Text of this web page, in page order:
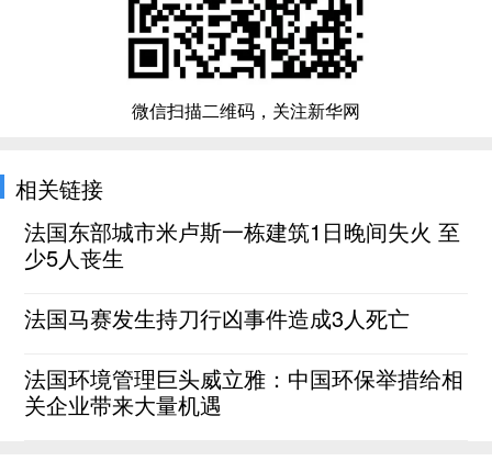
微信扫描二维码，关注新华网
相关链接
法国东部城市米卢斯一栋建筑1日晚间失火 至
少5人丧生
法国马赛发生持刀行凶事件造成3人死亡
法国环境管理巨头威立雅：中国环保举措给相
关企业带来大量机遇